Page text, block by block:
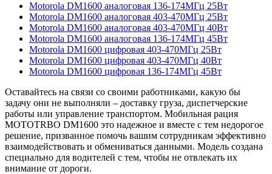
Motorola DM1600 аналоговая 136-174МГц 25Вт
Motorola DM1600 аналоговая 403-470МГц 25Вт
Motorola DM1600 аналоговая 403-470МГц 40Вт
Motorola DM1600 аналоговая 136-174МГц 45Вт
Motorola DM1600 цифровая 403-470МГц 25Вт
Motorola DM1600 цифровая 403-470МГц 40Вт
Motorola DM1600 цифровая 136-174МГц 45Вт
Оставайтесь на связи со своими работниками, какую бы
задачу они не выполняли – доставку груза, диспетчерские
работы или управление транспортом. Мобильная рация
MOTOTRBO DM1600 это надежное и вместе с тем недорогое
решение, призванное помочь вашим сотрудникам эффективно
взаимодействовать и обмениваться данными. Модель создана
специально для водителей с тем, чтобы не отвлекать их
внимание от дороги.